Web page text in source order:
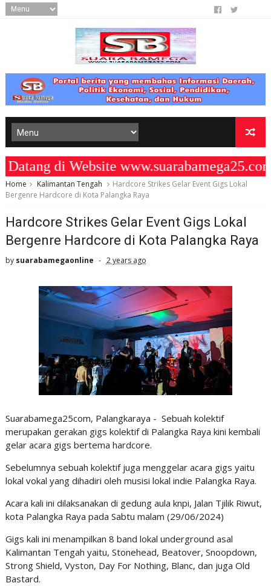
di Website www.suarabamega25.com
Home Kalimantan Tengah
Hardcore Strikes Gelar Event Gigs Lokal
Bergenre Hardcore di Kota Palangka Raya
Hardcore Strikes Gelar Event Gigs Lokal
Bergenre Hardcore di Kota Palangka Raya
by suarabamegaonline 2 years ago
Suarabamega25com, Palangkaraya - Sebuah kolektif
merupakan gerakan gigs kolektif di Palangka Raya kini kembali
gelar acara gigs bertema hardcore.
Sebelumnya sebuah kolektif juga menggelar acara gigs yaitu
lokal vokal yang dihadiri oleh musisi lokal indie Palangka Raya.
Acara kali ini dilaksanakan di gedung aula knpi, Jalan Tjilik Riwut,
kota Palangka Raya pada Sabtu malam (29/06/2024)
Gigs kali ini menampilkan 8 band lokal underground asal
Kalimantan Tengah yaitu, Stonehead, Beatover, Snoopdown,
Strong Shield, Vyston, Day For Nothing, Blanc, dan juga Old
Bastard.